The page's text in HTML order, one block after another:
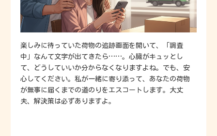
楽しみに待っていた荷物の追跡画面を開いて、「調査
中」なんて文字が出てきたら……。心臓がキュッとし
て、どうしていいか分からなくなりますよね。でも、安
心してください。私が一緒に寄り添って、あなたの荷物
が無事に届くまでの道のりをエスコートします。大丈
夫、解決策は必ずありますよ。